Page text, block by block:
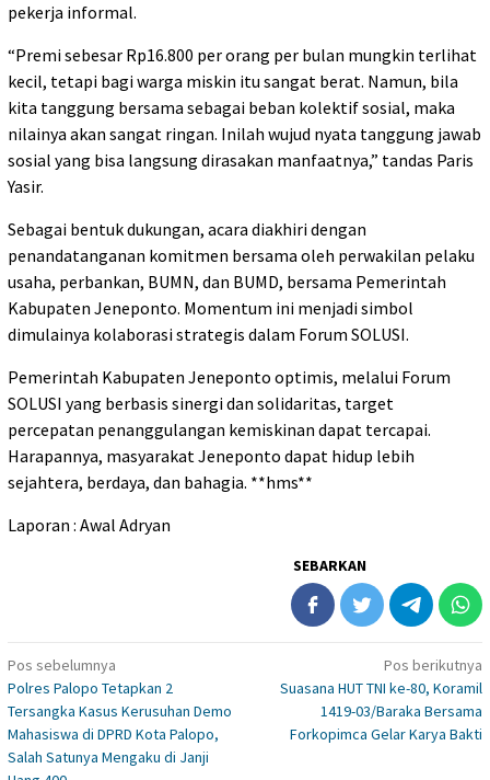
pekerja informal.
“Premi sebesar Rp16.800 per orang per bulan mungkin terlihat
kecil, tetapi bagi warga miskin itu sangat berat. Namun, bila
kita tanggung bersama sebagai beban kolektif sosial, maka
nilainya akan sangat ringan. Inilah wujud nyata tanggung jawab
sosial yang bisa langsung dirasakan manfaatnya,” tandas Paris
Yasir.
Sebagai bentuk dukungan, acara diakhiri dengan
penandatanganan komitmen bersama oleh perwakilan pelaku
usaha, perbankan, BUMN, dan BUMD, bersama Pemerintah
Kabupaten Jeneponto. Momentum ini menjadi simbol
dimulainya kolaborasi strategis dalam Forum SOLUSI.
Pemerintah Kabupaten Jeneponto optimis, melalui Forum
SOLUSI yang berbasis sinergi dan solidaritas, target
percepatan penanggulangan kemiskinan dapat tercapai.
Harapannya, masyarakat Jeneponto dapat hidup lebih
sejahtera, berdaya, dan bahagia. **hms**
Laporan : Awal Adryan
SEBARKAN
Navigasi
pos
Pos sebelumnya
Polres Palopo Tetapkan 2
Tersangka Kasus Kerusuhan Demo
Mahasiswa di DPRD Kota Palopo,
Salah Satunya Mengaku di Janji
Pos berikutnya
Suasana HUT TNI ke-80, Koramil
1419-03/Baraka Bersama
Forkopimca Gelar Karya Bakti